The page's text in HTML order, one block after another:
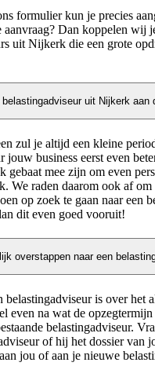
formulier kun je precies
Dan koppelen wij
uit Nijkerk die een grote
uit Nijkerk aan
zul je altijd een kleine
jouw business eerst even
gebaat mee zijn om even
We raden daarom ook af
op zoek te gaan naar een
dit even goed vooruit!
overstappen naar een
belastingadviseur is over het
even na wat de
belastingadviseur.
of hij het dossier van
jou of aan je nieuwe